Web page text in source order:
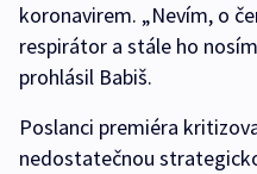
koronavirem. „Nevím, o
respirátor a stále ho
prohlásil Babiš.
Poslanci premiéra
nedostatečnou